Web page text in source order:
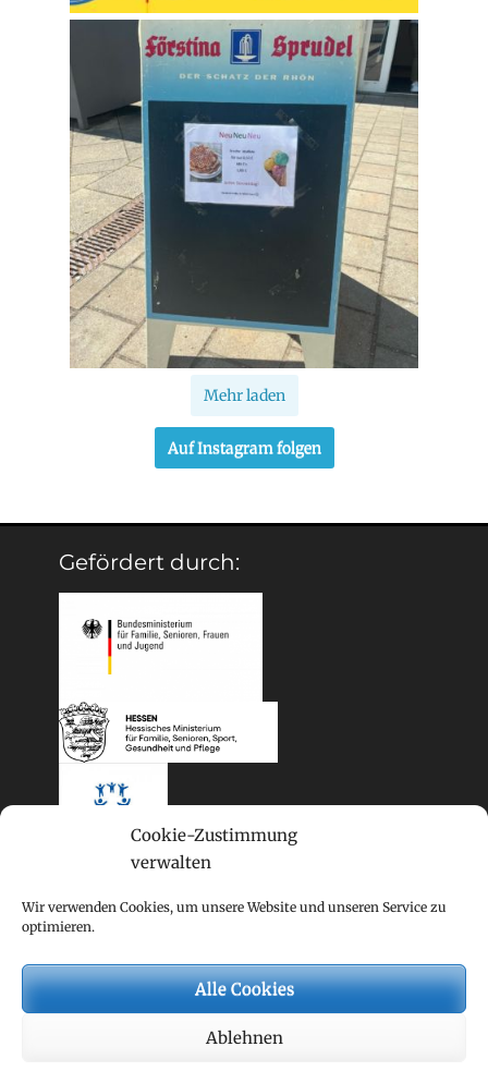
Cookie-Zustimmung
verwalten
Wir verwenden Cookies, um unsere Website und unseren Service zu
optimieren.
Alle Cookies
Ablehnen
Mehr laden
Auf Instagram folgen
Gefördert durch:
Mehrgenerationenhaus
Datenschutzerklärung